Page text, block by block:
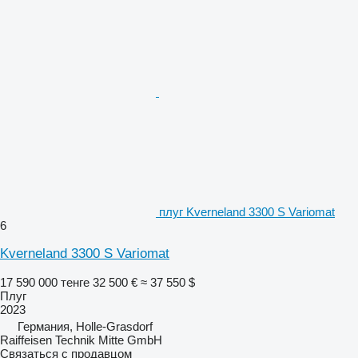
плуг Kverneland 3300 S Variomat
6
Kverneland 3300 S Variomat
17 590 000 тенге 32 500 € ≈ 37 550 $
Плуг
2023
Германия, Holle-Grasdorf
Raiffeisen Technik Mitte GmbH
Связаться с продавцом